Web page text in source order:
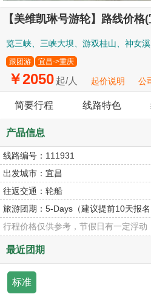
【美维凯琳号游轮】路线价格
览三峡、三峡大坝、游双桂山、神女溪
跟团游 宜昌->重庆
￥2050 起/人 起价说明 公
简要行程 线路特色
产品信息
线路编号： 111931
出发城市： 宜昌
往返交通： 轮船
旅游团期： 5-Days（建议提前10天报名
行程价格仅供参考，节假日有一定浮动
最近团期
标准